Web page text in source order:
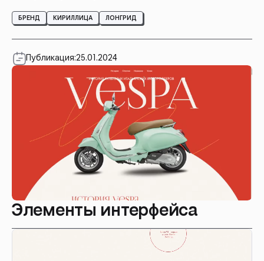
БРЕНД КИРИЛЛИЦА ЛОНГРИД
Публикация:25.01.2024
Элементы интерфейса